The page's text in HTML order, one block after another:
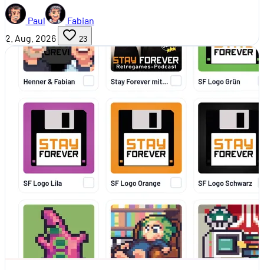
Paul
Fabian
2. Aug. 2026
23